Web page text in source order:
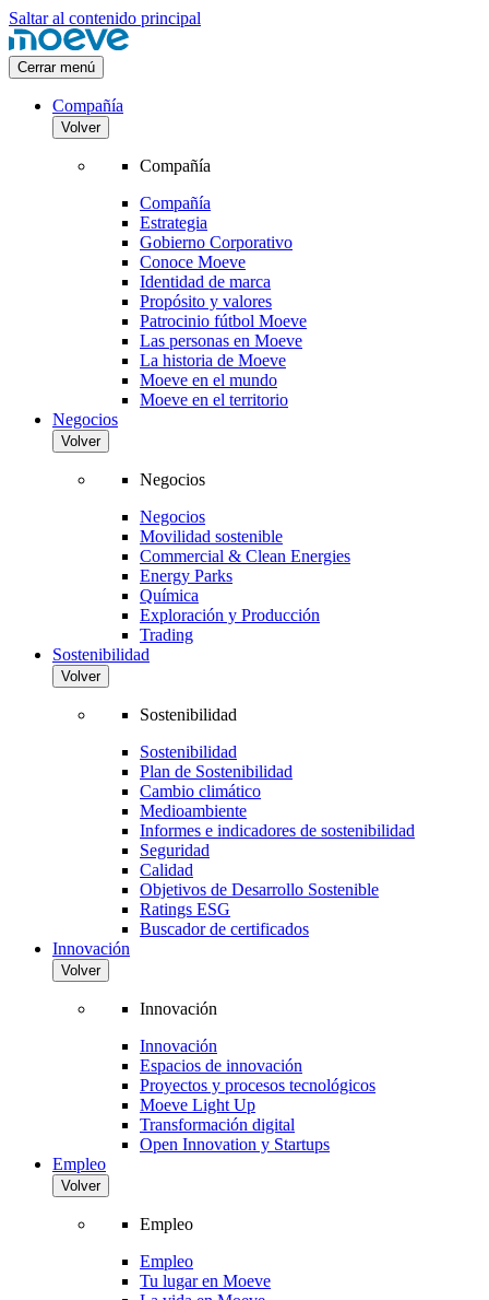
Saltar al contenido principal
Cerrar menú
Compañía
Volver
Compañía
Compañía
Estrategia
Gobierno Corporativo
Conoce Moeve
Identidad de marca
Propósito y valores
Patrocinio fútbol Moeve
Las personas en Moeve
La historia de Moeve
Moeve en el mundo
Moeve en el territorio
Negocios
Volver
Negocios
Negocios
Movilidad sostenible
Commercial & Clean Energies
Energy Parks
Química
Exploración y Producción
Trading
Sostenibilidad
Volver
Sostenibilidad
Sostenibilidad
Plan de Sostenibilidad
Cambio climático
Medioambiente
Informes e indicadores de sostenibilidad
Seguridad
Calidad
Objetivos de Desarrollo Sostenible
Ratings ESG
Buscador de certificados
Innovación
Volver
Innovación
Innovación
Espacios de innovación
Proyectos y procesos tecnológicos
Moeve Light Up
Transformación digital
Open Innovation y Startups
Empleo
Volver
Empleo
Empleo
Tu lugar en Moeve